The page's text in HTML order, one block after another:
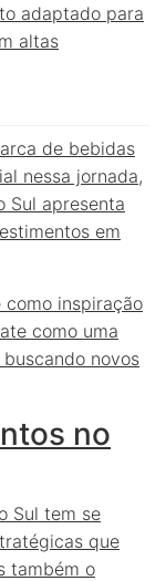
adaptado para
altas
de bebidas
nessa jornada,
Sul apresenta
em
como inspiração
como uma
novos
no
Sul tem se
que
também o